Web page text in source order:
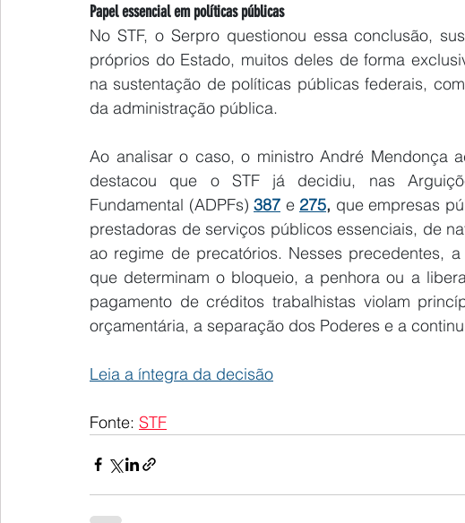
Papel essencial em políticas públicas
No STF, o Serpro questionou essa conclusão,
próprios do Estado, muitos deles de forma
na sustentação de políticas públicas federais,
da administração pública.
Ao analisar o caso, o ministro André Mendonça
destacou que o STF já decidiu, nas
Fundamental (ADPFs) 387 e 275, que empresas
prestadoras de serviços públicos essenciais, de
ao regime de precatórios. Nesses precedentes,
que determinam o bloqueio, a penhora ou a
pagamento de créditos trabalhistas violam
orçamentária, a separação dos Poderes e a
Leia a íntegra da decisão
Fonte: STF